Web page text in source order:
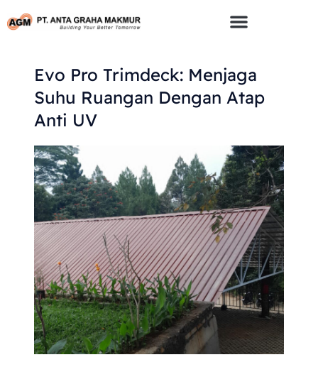
To
Evo Pro Trimdeck: Menjaga
Suhu Ruangan Dengan Atap
Anti UV